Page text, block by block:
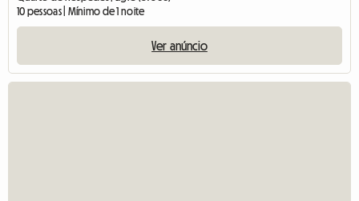
10 pessoas | Mínimo de 1 noite
Ver anúncio